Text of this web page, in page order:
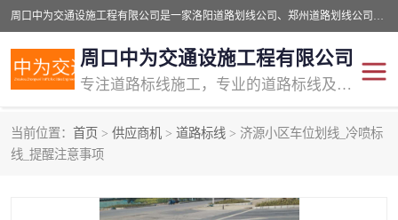
周口中为交通设施工程有限公司是一家洛阳道路划线公司、郑州道路划线公司、平顶山道路车位划线公司、开封车位划线公司、许昌道路车位划线公司、漯河道路车位划线公司，公司始终坚持“诚信、匠心、专注”的宗旨；我们的经营理念是：的服务。
周口中为交通设施工程有限公司
专注道路标线施工，专业的道路标线及交通设施施工服务商!
当前位置： 首页 > 供应商机 > 道路标线 > 济源小区车位划线_冷喷标
线_提醒注意事项
交通道路标线
道路标线划线 马路标线